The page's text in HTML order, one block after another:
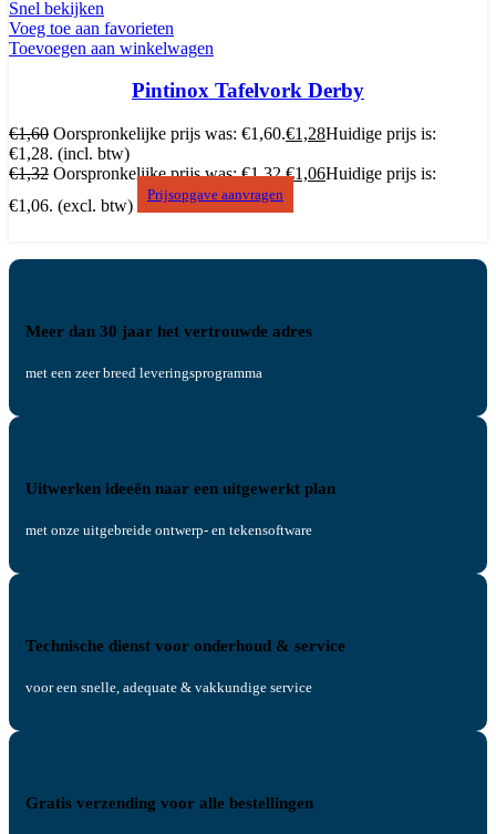
Snel bekijken
Voeg toe aan favorieten
Toevoegen aan winkelwagen
Pintinox Tafelvork Derby
€1,60 Oorspronkelijke prijs was: €1,60.€1,28Huidige prijs is:
€1,28. (incl. btw)
€1,32 Oorspronkelijke prijs was: €1,32.€1,06Huidige prijs is:
€1,06. (excl. btw)
Prijsopgave aanvragen
Meer dan 30 jaar het vertrouwde adres
met een zeer breed leveringsprogramma
Uitwerken ideeën naar een uitgewerkt plan
met onze uitgebreide ontwerp- en tekensoftware
Technische dienst voor onderhoud & service
voor een snelle, adequate & vakkundige service
Gratis verzending voor alle bestellingen